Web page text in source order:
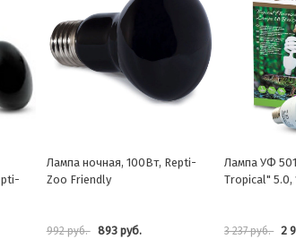
Лампа УФ 5015CT "Compact
Tropical" 5.0, 15Вт
3 237 руб. 2 914 руб.
Лампа
Zoo Friendly
1 115 руб. 1